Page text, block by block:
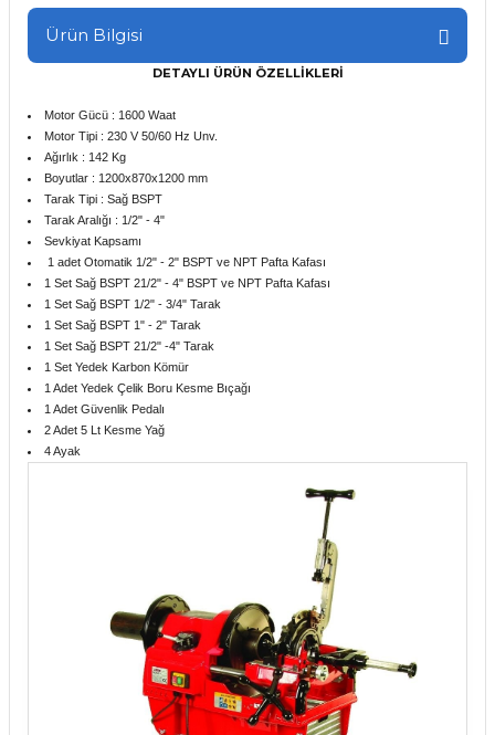
Ürün Bilgisi
DETAYLI ÜRÜN ÖZELLİKLERİ
Motor Gücü : 1600 Waat
Motor Tipi : 230 V 50/60 Hz Unv.
Ağırlık : 142 Kg
Boyutlar : 1200x870x1200 mm
Tarak Tipi : Sağ BSPT
Tarak Aralığı : 1/2" - 4"
Sevkiyat Kapsamı
1 adet Otomatik 1/2" - 2" BSPT ve NPT Pafta Kafası
1 Set Sağ BSPT 21/2" - 4" BSPT ve NPT Pafta Kafası
1 Set Sağ BSPT 1/2" - 3/4" Tarak
1 Set Sağ BSPT 1" - 2" Tarak
1 Set Sağ BSPT 21/2" -4" Tarak
1 Set Yedek Karbon Kömür
1 Adet Yedek Çelik Boru Kesme Bıçağı
1 Adet Güvenlik Pedalı
2 Adet 5 Lt Kesme Yağ
4 Ayak